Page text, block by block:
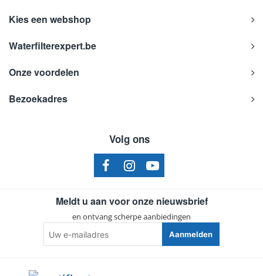
Kies een webshop
Waterfilterexpert.be
Onze voordelen
Bezoekadres
Volg ons
Meldt u aan voor onze nieuwsbrief
en ontvang scherpe aanbiedingen
e-
mailadres
Aanmelden